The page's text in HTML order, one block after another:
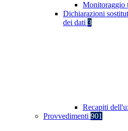
Monitoraggio
Dichiarazioni
dei dati 3
Recapiti
Provvedimenti 901